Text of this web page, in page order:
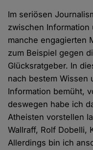
Im seriösen
zwischen Information
manche engagierten
zum Beispiel gegen
Glücksratgeber. In
nach bestem Wissen
Information bemüht,
deswegen habe ich
Atheisten vorstellen
Wallraff, Rolf Dobelli,
Allerdings bin ich